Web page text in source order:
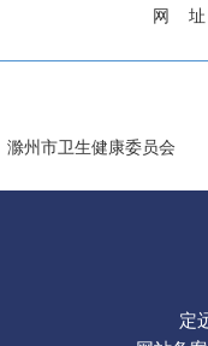
网 址
滁州市卫生健康委员会
定